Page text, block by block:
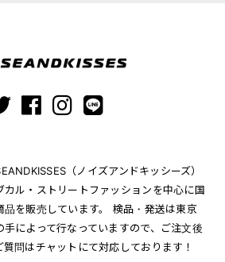
（ノイズアンドキッシーズ）
ル・ストリートファッションを中心に国
品を販売しています。 検品・発送は東京
によって行なっていますので、ご注文後
問はチャットにて対応しております！